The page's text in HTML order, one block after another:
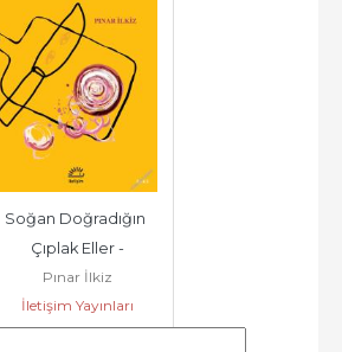
Soğan Doğradığın
Çıplak Eller -
Pınar İlkiz
İletişim Yayınları